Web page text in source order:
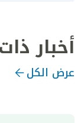
أخبار
عرض الكل